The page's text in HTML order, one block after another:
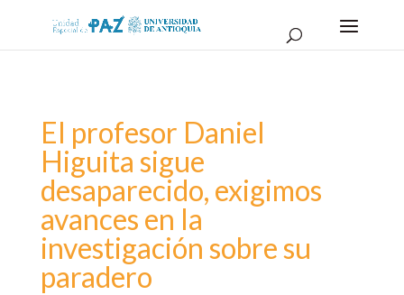
El profesor Daniel
Higuita sigue
desaparecido, exigimos
avances en la
investigación sobre su
paradero